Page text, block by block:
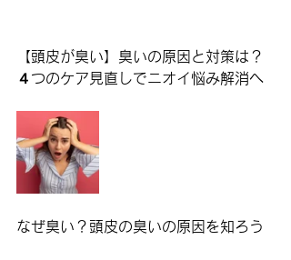
【頭皮が臭い】臭いの原因と対策は？
４つのケア見直しでニオイ悩み解消へ
なぜ臭い？頭皮の臭いの原因を知ろう